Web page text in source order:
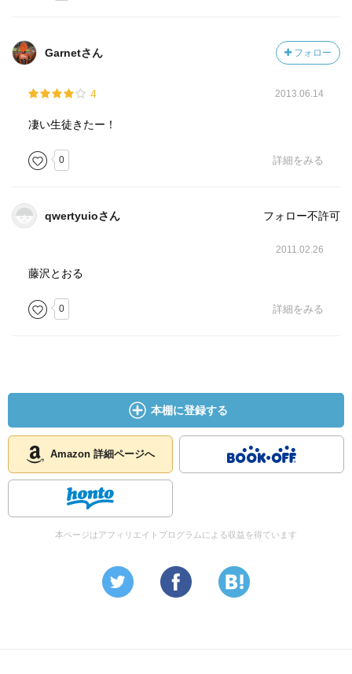
Garnetさん フォロー
4 2013.06.14
凄い生徒きたー！
0 詳細をみる
qwertyuioさん フォロー不許可
2011.02.26
藤沢とおる
0 詳細をみる
本棚に登録する
Amazon 詳細ページへ
本ページはアフィリエイトプログラムによる収益を得ています